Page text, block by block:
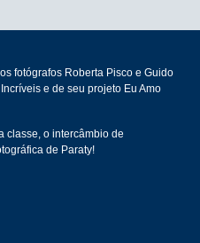
fotógrafos Roberta Pisco e Guido
e de seu projeto Eu Amo
classe, o intercâmbio de
de Paraty!